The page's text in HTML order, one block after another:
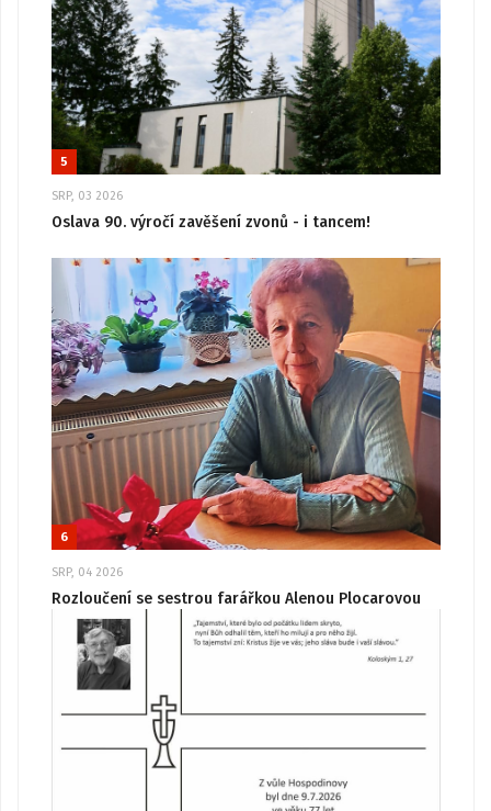
5
SRP, 03 2026
Oslava 90. výročí zavěšení zvonů - i tancem!
6
SRP, 04 2026
Rozloučení se sestrou farářkou Alenou Plocarovou